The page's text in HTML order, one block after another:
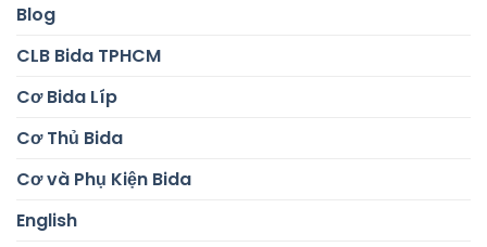
Blog
CLB Bida TPHCM
Cơ Bida Líp
Cơ Thủ Bida
Cơ và Phụ Kiện Bida
English